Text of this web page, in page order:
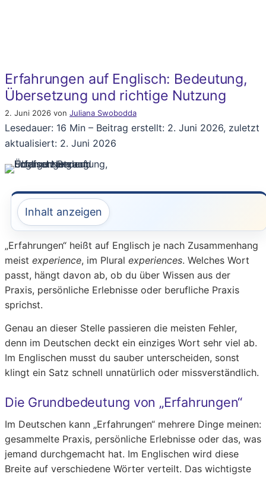
Erfahrungen auf Englisch: Bedeutung,
Übersetzung und richtige Nutzung
2. Juni 2026 von Juliana Swobodda
Lesedauer: 16 Min – Beitrag erstellt: 2. Juni 2026, zuletzt
aktualisiert: 2. Juni 2026
Inhalt anzeigen
„Erfahrungen“ heißt auf Englisch je nach Zusammenhang
meist experience, im Plural experiences. Welches Wort
passt, hängt davon ab, ob du über Wissen aus der
Praxis, persönliche Erlebnisse oder berufliche Praxis
sprichst.
Genau an dieser Stelle passieren die meisten Fehler,
denn im Deutschen deckt ein einziges Wort sehr viel ab.
Im Englischen musst du sauber unterscheiden, sonst
klingt ein Satz schnell unnatürlich oder missverständlich.
Die Grundbedeutung von „Erfahrungen“
Im Deutschen kann „Erfahrungen“ mehrere Dinge meinen:
gesammelte Praxis, persönliche Erlebnisse oder das, was
jemand durchgemacht hat. Im Englischen wird diese
Breite auf verschiedene Wörter verteilt. Das wichtigste